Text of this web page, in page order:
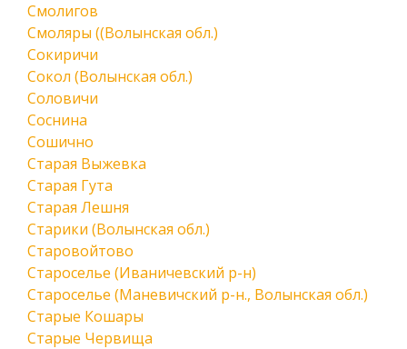
Смолигов
Смоляры ((Волынская обл.)
Сокиричи
Сокол (Волынская обл.)
Соловичи
Соснина
Сошично
Старая Выжевка
Старая Гута
Старая Лешня
Старики (Волынская обл.)
Старовойтово
Староселье (Иваничевский р-н)
Староселье (Маневичский р-н., Волынская обл.)
Старые Кошары
Старые Червища